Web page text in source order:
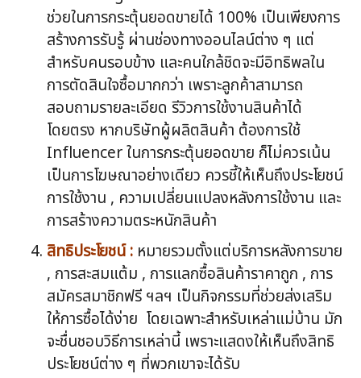
ช่วยในการกระตุ้นยอดขายได้ 100% เป็นเพียงการ
สร้างการรับรู้ ผ่านช่องทางออนไลน์ต่าง ๆ แต่
สำหรับคนรอบข้าง และคนใกล้ชิดจะมีอิทธิพลใน
การตัดสินใจซื้อมากกว่า เพราะลูกค้าสามารถ
สอบถามรายละเอียด รีวิวการใช้งานสินค้าได้
โดยตรง หากบริษัทผู้ผลิตสินค้า ต้องการใช้
Influencer ในการกระตุ้นยอดขาย ก็ไม่ควรเน้น
เป็นการโฆษณาอย่างเดียว ควรชี้ให้เห็นถึงประโยชน์
การใช้งาน , ความเปลี่ยนแปลงหลังการใช้งาน และ
การสร้างความตระหนักสินค้า
สิทธิประโยชน์ : หมายรวมตั้งแต่บริการหลังการขาย
, การสะสมแต้ม , การแลกซื้อสินค้าราคาถูก , การ
สมัครสมาชิกฟรี ฯลฯ เป็นกิจกรรมที่ช่วยส่งเสริม
ให้การซื้อได้ง่าย โดยเฉพาะสำหรับเหล่าแม่บ้าน มัก
จะชื่นชอบวิธีการเหล่านี้ เพราะแสดงให้เห็นถึงสิทธิ
ประโยชน์ต่าง ๆ ที่พวกเขาจะได้รับ